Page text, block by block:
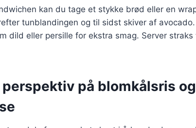
kan du tage et stykke brød eller en
tunblandingen og til sidst skiver af
dild eller persille for ekstra smag. Server
på blomkålsris